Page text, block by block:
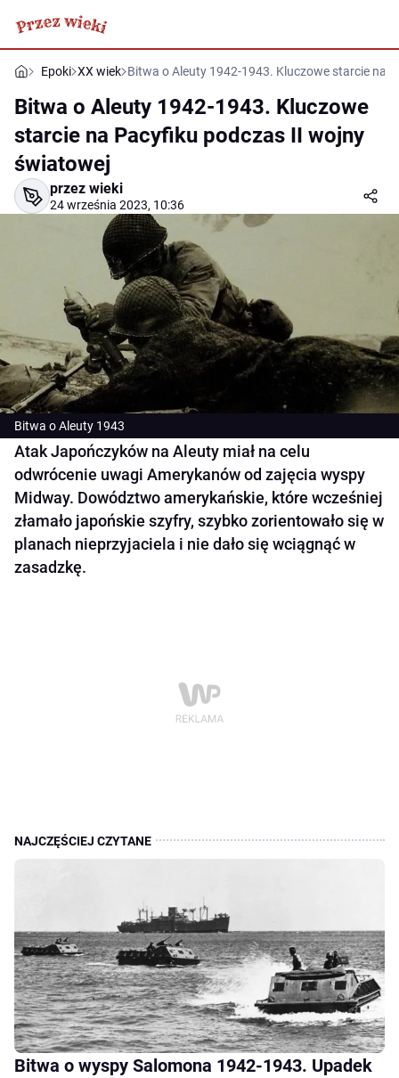
Epoki XX wiek Bitwa o Aleuty 1942-1943. Kluczowe starcie na
Bitwa o Aleuty 1942-1943. Kluczowe
starcie na Pacyfiku podczas II wojny
światowej
przez wieki
24 września 2023, 10:36
Bitwa o Aleuty 1943
Atak Japończyków na Aleuty miał na celu
odwrócenie uwagi Amerykanów od zajęcia wyspy
Midway. Dowództwo amerykańskie, które wcześniej
złamało japońskie szyfry, szybko zorientowało się w
planach nieprzyjaciela i nie dało się wciągnąć w
zasadzkę.
Bitwa o wyspy Salomona 1942-1943. Upadek